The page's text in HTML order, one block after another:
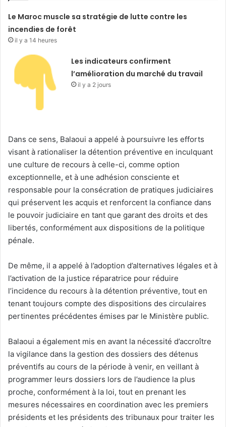
Le Maroc muscle sa stratégie de lutte contre les
incendies de forêt
il y a 14 heures
Les indicateurs confirment
l’amélioration du marché du travail
il y a 2 jours
Dans ce sens, Balaoui a appelé à poursuivre les efforts
visant à rationaliser la détention préventive en inculquant
une culture de recours à celle-ci, comme option
exceptionnelle, et à une adhésion consciente et
responsable pour la consécration de pratiques judiciaires
qui préservent les acquis et renforcent la confiance dans
le pouvoir judiciaire en tant que garant des droits et des
libertés, conformément aux dispositions de la politique
pénale.
De même, il a appelé à l’adoption d’alternatives légales et à
l’activation de la justice réparatrice pour réduire
l’incidence du recours à la détention préventive, tout en
tenant toujours compte des dispositions des circulaires
pertinentes précédentes émises par le Ministère public.
Balaoui a également mis en avant la nécessité d’accroître
la vigilance dans la gestion des dossiers des détenus
préventifs au cours de la période à venir, en veillant à
programmer leurs dossiers lors de l’audience la plus
proche, conformément à la loi, tout en prenant les
mesures nécessaires en coordination avec les premiers
présidents et les présidents des tribunaux pour traiter les